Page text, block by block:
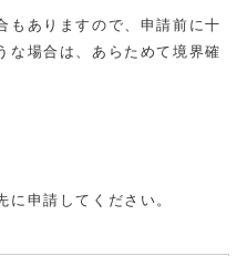
ありますので、申請前に十
な場合は、あらためて境界確
申請してください。